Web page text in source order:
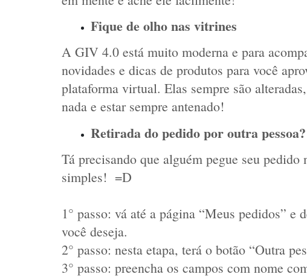
Fique de olho nas vitrines
A GIV 4.0 está muito moderna e para
novidades e dicas de produtos para você
plataforma virtual. Elas sempre são
nada e estar sempre antenado!
Retirada do pedido por outra
Tá precisando que alguém pegue seu
simples!  =D
1° passo: vá até a página “Meus pedidos” e
você deseja.
2° passo: nesta etapa, terá o botão “Outra
3° passo: preencha os campos com nome